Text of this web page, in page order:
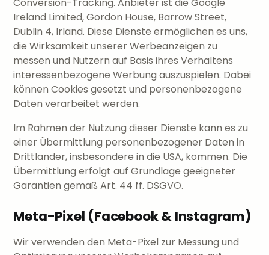
Ireland Limited, Gordon House, Barrow Street,
Dublin 4, Irland. Diese Dienste ermöglichen es uns,
die Wirksamkeit unserer Werbeanzeigen zu
messen und Nutzern auf Basis ihres Verhaltens
interessenbezogene Werbung auszuspielen. Dabei
können Cookies gesetzt und personenbezogene
Daten verarbeitet werden.
Im Rahmen der Nutzung dieser Dienste kann es zu
einer Übermittlung personenbezogener Daten in
Drittländer, insbesondere in die USA, kommen. Die
Übermittlung erfolgt auf Grundlage geeigneter
Garantien gemäß Art. 44 ff. DSGVO.
Meta-Pixel (Facebook & Instagram)
Wir verwenden den Meta-Pixel zur Messung und